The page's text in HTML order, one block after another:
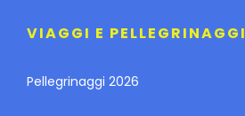
VIAGGI E PELLEGRINAGGI
Pellegrinaggi 2026